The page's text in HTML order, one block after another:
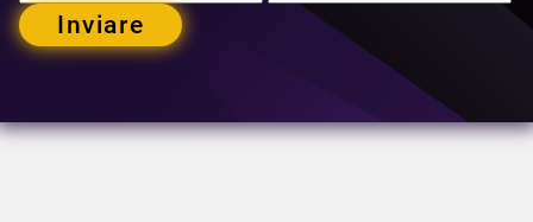
Inviare